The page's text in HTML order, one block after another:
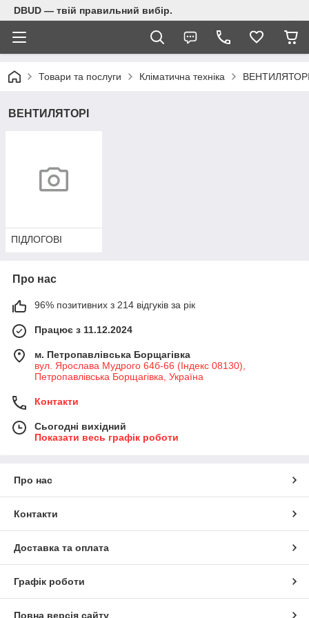
DBUD — твій правильний вибір.
Товари та послуги Кліматична техніка
ВЕНТИЛЯТОРІ
ПІДЛОГОВІ
Про нас
96% позитивних з 214 відгуків за рік
Працює з 11.12.2024
м. Петропавлівська Борщагівка
вул. Ярослава Мудрого 64б-66 (Індекс 08130),
Петропавлівська Борщагівка, Україна
Контакти
Сьогодні вихідний
Показати весь графік роботи
Про нас
Контакти
Доставка та оплата
Графік роботи
Повна версія сайту